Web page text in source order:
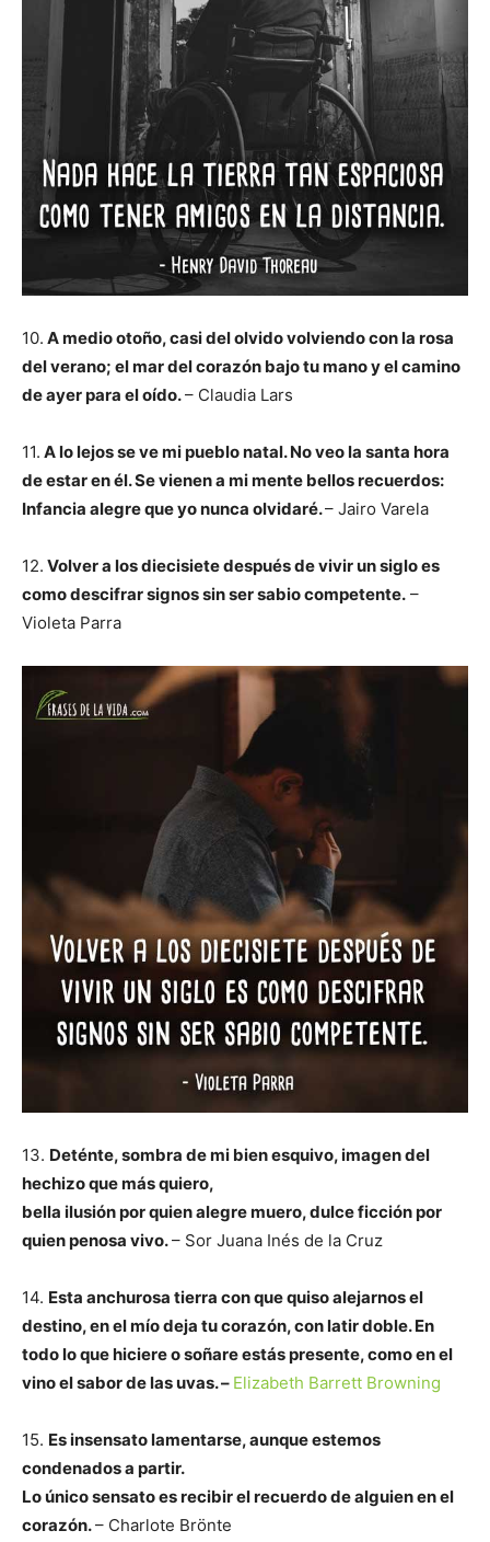
10. A medio otoño, casi del olvidovolviendo con la rosa
del verano; el mar del corazón bajo tu manoy el camino
de ayer para el oído.– Claudia Lars
11. A lo lejos se ve mi pueblo natal.No veo la santa hora
de estar en él.Se vienen a mi mente bellos recuerdos:
Infancia alegre que yo nunca olvidaré.– Jairo Varela
12. Volver a los diecisiete después de vivir un siglo es
como descifrar signos sin ser sabio competente. –
Violeta Parra
13. Deténte, sombra de mi bien esquivo,imagen del
hechizo que más quiero,
bella ilusión por quien alegre muero,dulce ficción por
quien penosa vivo.– Sor Juana Inés de la Cruz
14. Esta anchurosa tierra con que quiso alejarnos el
destino, en el mío deja tu corazón, con latir doble. En
todo lo que hiciere o soñare estás presente, como en el
vino el sabor de las uvas. – Elizabeth Barrett Browning
15. Es insensato lamentarse, aunque estemos
condenados a partir.
Lo único sensato es recibir el recuerdo de alguien en el
corazón.– Charlote Brönte